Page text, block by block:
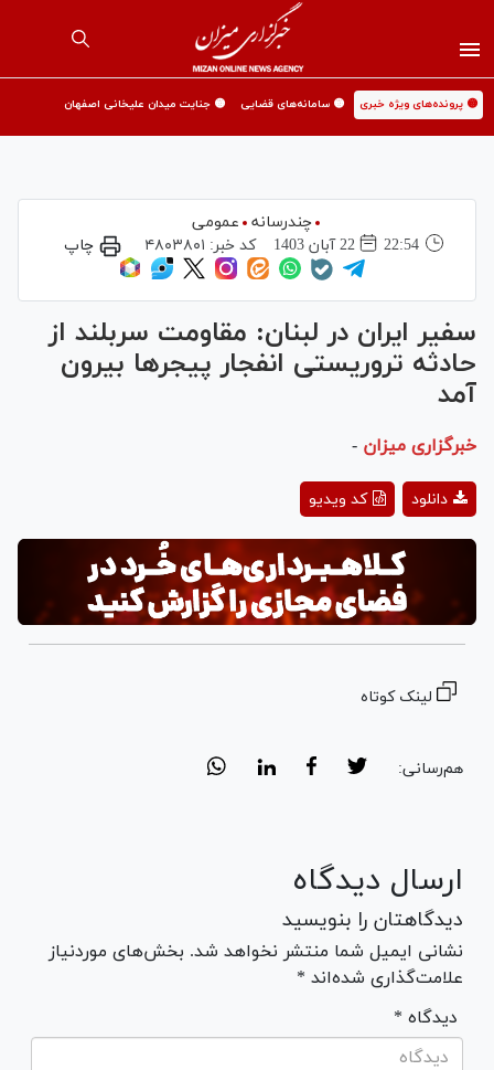
🟡 پرونده‌های ویژه خبری 🟡 سامانه‌های قضایی 🟡 جنایت میدان علیخانی اصفهان
چندرسانه
عمومی
22:54
22 آبان 1403 کد خبر: ۴۸۰۳۸۰۱ چاپ
سفیر ایران در لبنان: مقاومت سربلند از
حادثه تروریستی انفجار پیجرها بیرون
آمد
خبرگزاری میزان -
Play
Video
کد ویدیو دانلود
لینک کوتاه
هم‌رسانی:
ارسال دیدگاه
دیدگاهتان را بنویسید
نشانی ایمیل شما منتشر نخواهد شد. بخش‌های موردنیاز
علامت‌گذاری شده‌اند *
* دیدگاه